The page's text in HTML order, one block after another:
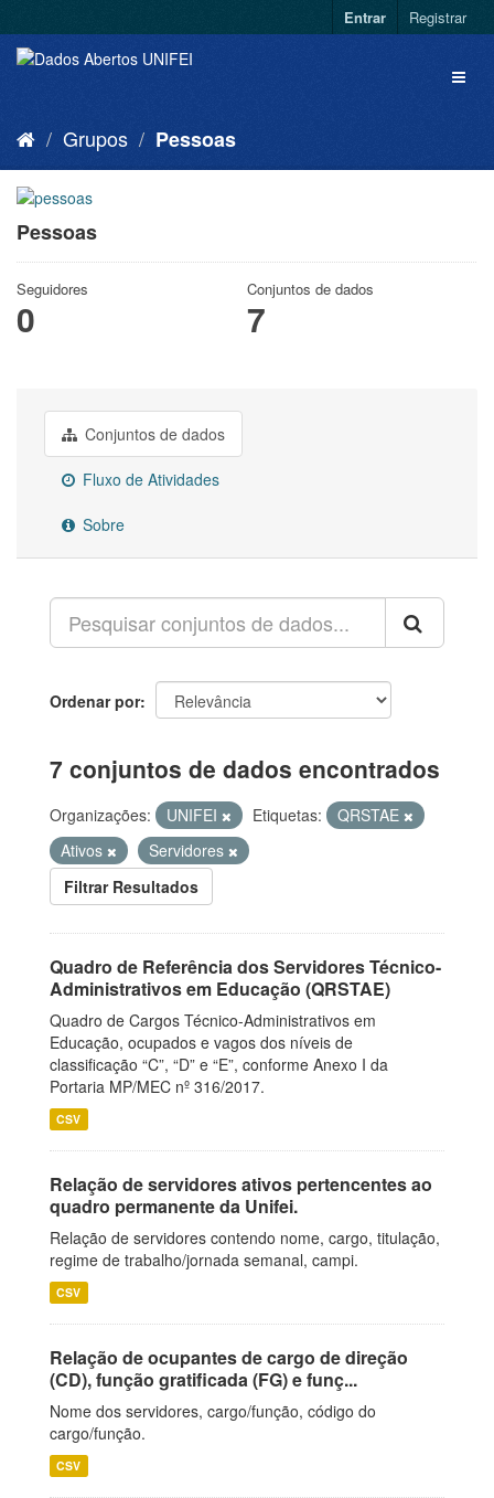
Entrar Registrar
Grupos Pessoas
Pessoas
Seguidores
0
Conjuntos de dados
7
Conjuntos de dados
Fluxo de Atividades
Sobre
Ordenar por
7 conjuntos de dados encontrados
Organizações: UNIFEI Etiquetas:
QRSTAE
Ativos
Servidores
Filtrar Resultados
Quadro de Referência dos Servidores Técnico-
Administrativos em Educação (QRSTAE)
Quadro de Cargos Técnico-Administrativos em
Educação, ocupados e vagos dos níveis de
classificação “C”, “D” e “E”, conforme Anexo I da
Portaria MP/MEC nº 316/2017.
CSV
Relação de servidores ativos pertencentes ao
quadro permanente da Unifei.
Relação de servidores contendo nome, cargo, titulação,
regime de trabalho/jornada semanal, campi.
CSV
Relação de ocupantes de cargo de direção
(CD), função gratificada (FG) e funç...
Nome dos servidores, cargo/função, código do
cargo/função.
CSV